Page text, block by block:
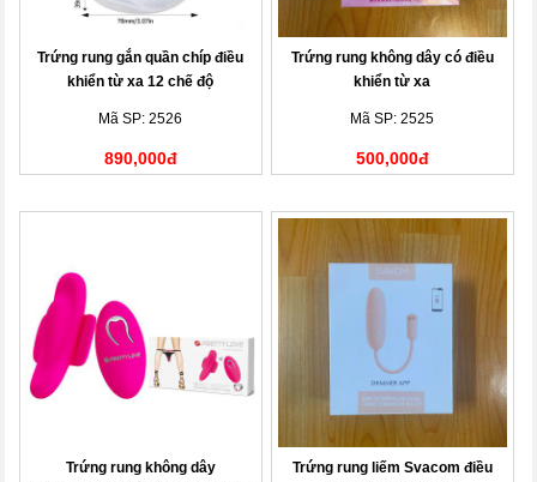
Trứng rung gắn quần chíp điều
khiển từ xa 12 chế độ
Mã SP: 2526
890,000đ
Trứng rung không dây có điều
khiển từ xa
Mã SP: 2525
500,000đ
Trứng rung không dây
Trứng rung liếm Svacom điều